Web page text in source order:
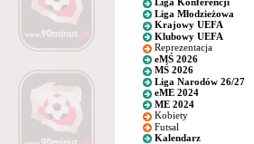
Liga Młodzieżowa
Krajowy UEFA
Klubowy UEFA
Reprezentacja
eMŚ 2026
MŚ 2026
Liga Narodów 26/27
eME 2024
ME 2024
Kobiety
Futsal
Kalendarz